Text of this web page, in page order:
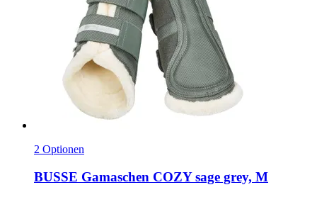
2 Optionen
BUSSE Gamaschen COZY sage grey, M